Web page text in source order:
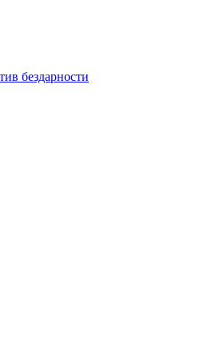
бездарности